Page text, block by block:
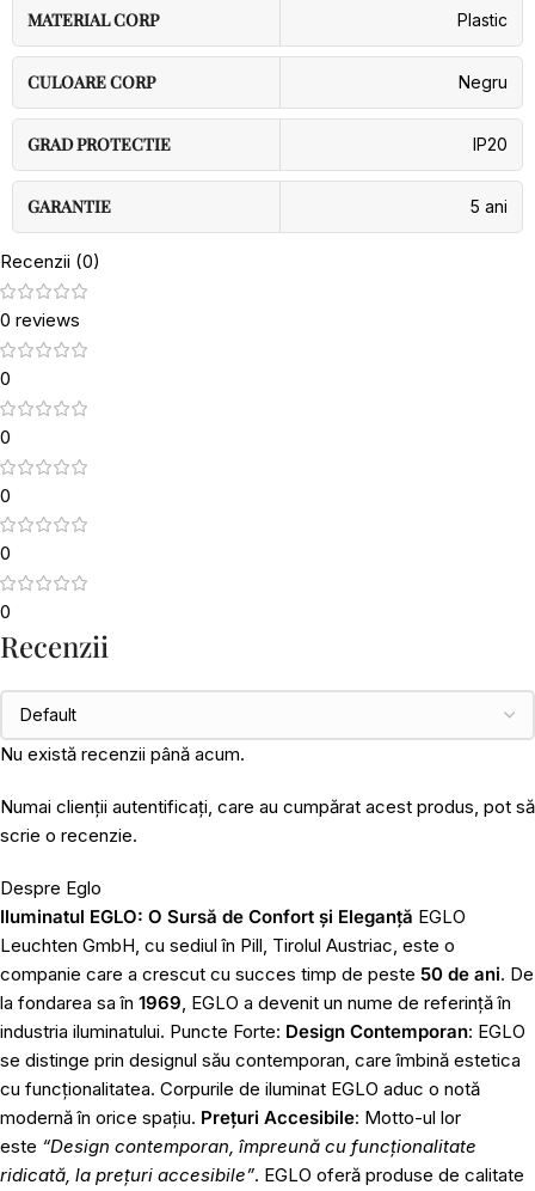
MATERIAL CORP Plastic
CULOARE CORP Negru
GRAD PROTECTIE IP20
GARANTIE 5 ani
Recenzii (0)
0 reviews
0
0
0
0
0
Recenzii
Nu există recenzii până acum.
Numai clienții autentificați, care au cumpărat acest produs, pot să
scrie o recenzie.
Despre Eglo
Iluminatul EGLO: O Sursă de Confort și Eleganță EGLO
Leuchten GmbH, cu sediul în Pill, Tirolul Austriac, este o
companie care a crescut cu succes timp de peste 50 de ani. De
la fondarea sa în 1969, EGLO a devenit un nume de referință în
industria iluminatului. Puncte Forte: Design Contemporan: EGLO
se distinge prin designul său contemporan, care îmbină estetica
cu funcționalitatea. Corpurile de iluminat EGLO aduc o notă
modernă în orice spațiu. Prețuri Accesibile: Motto-ul lor
este “Design contemporan, împreună cu funcționalitate
ridicată, la prețuri accesibile”. EGLO oferă produse de calitate